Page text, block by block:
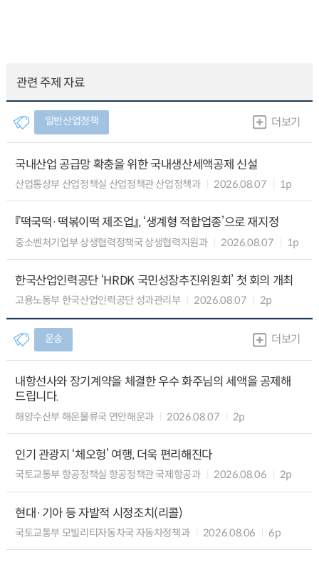
관련 주제 자료
일반산업정책 더보기
국내산업 공급망 확충을 위한 국내생산세액공제 신설
산업통상부 산업정책실 산업정책관 산업정책과 2026.08.07 1p
『떡국떡·떡볶이떡 제조업』, ‘생계형 적합업종’으로 재지정
중소벤처기업부 상생협력정책국 상생협력지원과 2026.08.07 1p
한국산업인력공단 ‘HRDK 국민성장추진위원회’ 첫 회의 개최
고용노동부 한국산업인력공단 성과관리부 2026.08.07 2p
운송 더보기
내항선사와 장기계약을 체결한 우수 화주님의 세액을 공제해
드립니다.
해양수산부 해운물류국 연안해운과 2026.08.07 2p
인기 관광지 ‘체오헝’ 여행, 더욱 편리해진다
국토교통부 항공정책실 항공정책관 국제항공과 2026.08.06 2p
현대·기아 등 자발적 시정조치(리콜)
국토교통부 모빌리티자동차국 자동차정책과 2026.08.06 6p